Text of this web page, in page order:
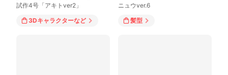
試作4号「アキトver2」
3Dキャラクターなど
ニュウver.6
髪型